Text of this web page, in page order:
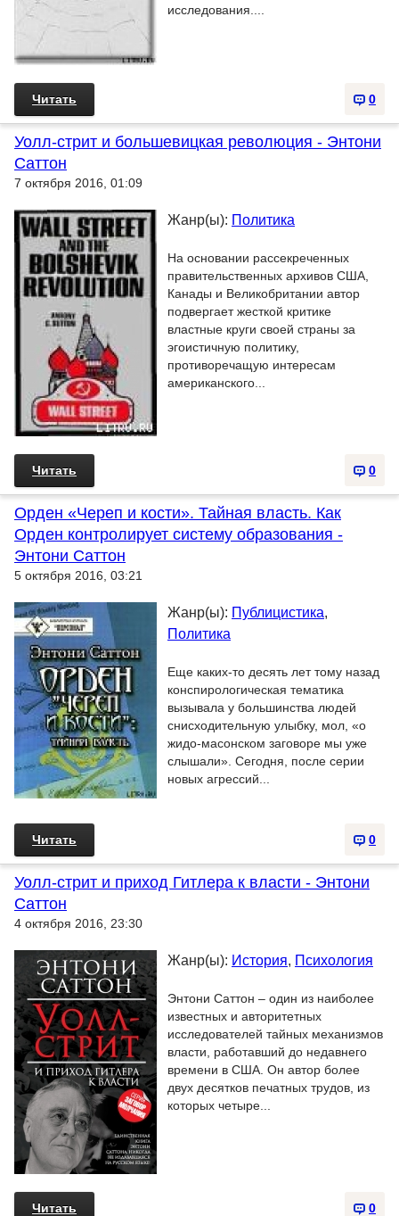
исследования....
0
Читать
Уолл-стрит и большевицкая революция - Энтони
Саттон
7 октября 2016, 01:09
Жанр(ы): Политика
На основании рассекреченных
правительственных архивов США,
Канады и Великобритании автор
подвергает жесткой критике
властные круги своей страны за
эгоистичную политику,
противоречащую интересам
американского...
0
Читать
Орден «Череп и кости». Тайная власть. Как
Орден контролирует систему образования -
Энтони Саттон
5 октября 2016, 03:21
Жанр(ы): Публицистика,
Политика
Еще каких-то десять лет тому назад
конспирологическая тематика
вызывала у большинства людей
снисходительную улыбку, мол, «о
жидо-масонском заговоре мы уже
слышали». Сегодня, после серии
новых агрессий...
0
Читать
Уолл-стрит и приход Гитлера к власти - Энтони
Саттон
4 октября 2016, 23:30
Жанр(ы): История, Психология
Энтони Саттон – один из наиболее
известных и авторитетных
исследователей тайных механизмов
власти, работавший до недавнего
времени в США. Он автор более
двух десятков печатных трудов, из
которых четыре...
0
Читать